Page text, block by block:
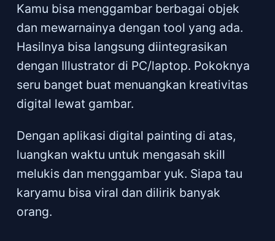
Kamu bisa menggambar berbagai objek
dan mewarnainya dengan tool yang ada.
Hasilnya bisa langsung diintegrasikan
dengan Illustrator di PC/laptop. Pokoknya
seru banget buat menuangkan kreativitas
digital lewat gambar.
Dengan aplikasi digital painting di atas,
luangkan waktu untuk mengasah skill
melukis dan menggambar yuk. Siapa tau
karyamu bisa viral dan dilirik banyak
orang.